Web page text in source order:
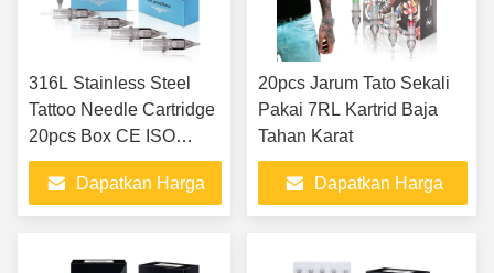
316L Stainless Steel
Tattoo Needle Cartridge
20pcs Box CE ISO
Certified
Dapatkan Harga
20pcs Jarum Tato Sekali
Pakai 7RL Kartrid Baja
Tahan Karat
Dapatkan Harga